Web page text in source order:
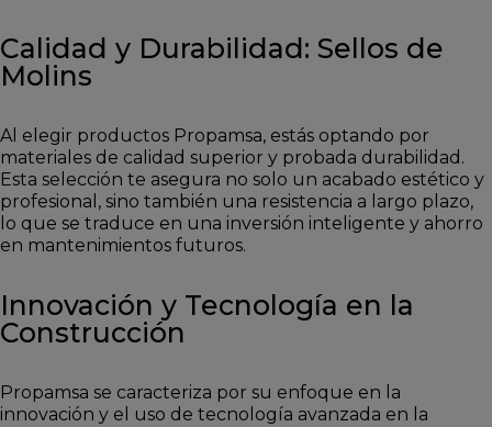
Calidad y Durabilidad: Sellos de
Molins
Al elegir productos Propamsa, estás optando por
materiales de calidad superior y probada durabilidad.
Esta selección te asegura no solo un acabado estético y
profesional, sino también una resistencia a largo plazo,
lo que se traduce en una inversión inteligente y ahorro
en mantenimientos futuros.
Innovación y Tecnología en la
Construcción
Propamsa se caracteriza por su enfoque en la
innovación y el uso de tecnología avanzada en la